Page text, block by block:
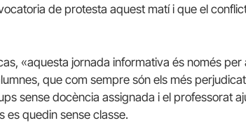
de protesta aquest matí i que el
«aquesta jornada informativa és només
que com sempre són els més
sense docència assignada i el professorat
es quedin sense classe.